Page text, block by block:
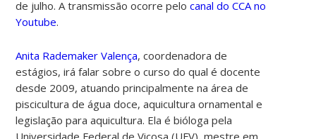
de julho. A transmissão ocorre pelocanal do CCA no
Youtube.
Anita Rademaker Valença, coordenadora de
estágios, irá falar sobre o curso do qual é docente
desde 2009, atuando principalmente na área de
piscicultura de água doce, aquicultura ornamental e
legislação para aquicultura. Ela é bióloga pela
Universidade Federal de Viçosa (UFV), mestre em